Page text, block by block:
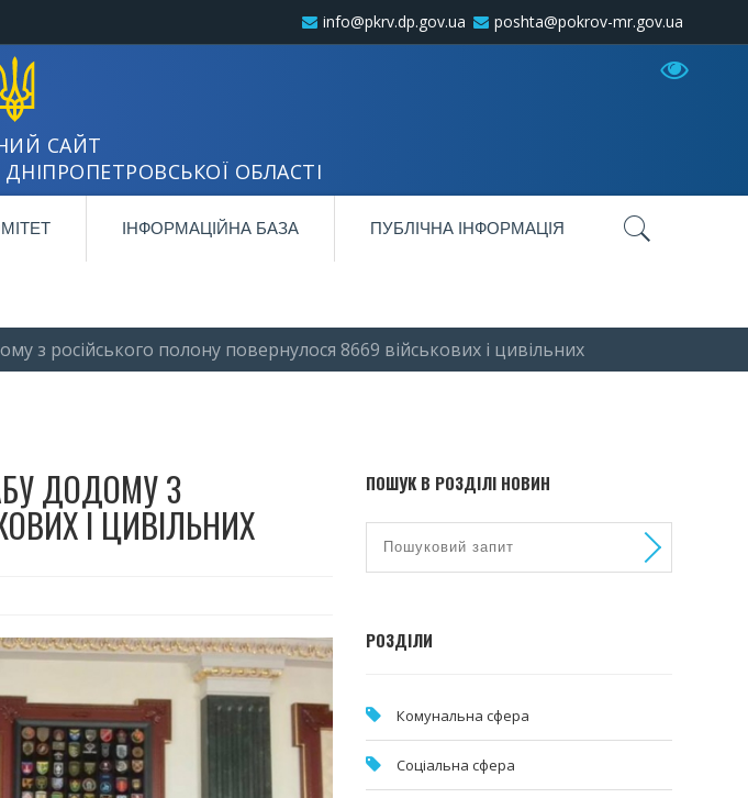
info@pkrv.dp.gov.ua poshta@pokrov-mr.gov.ua
САЙТ
ОБЛАСТІ
ІНФОРМАЦІЙНА БАЗА ПУБЛІЧНА ІНФОРМАЦІЯ
з російського полону повернулося 8669 військових і цивільних
ДОДОМУ З
І ЦИВІЛЬНИХ
ПОШУК В РОЗДІЛІ НОВИН
РОЗДІЛИ
Комунальна cфера
Соціальна сфера